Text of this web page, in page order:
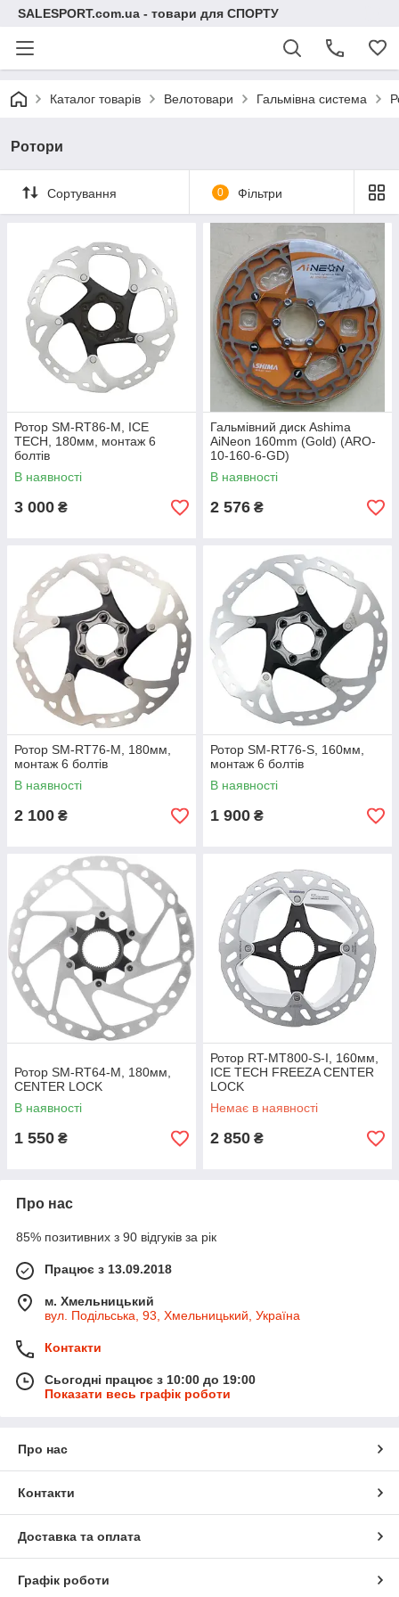
SALESPORT.com.ua - товари для СПОРТУ
Каталог товарів Велотовари Гальмівна система
Ротори
Сортування 0 Фільтри
Ротор SM-RT86-M, ICE
TECH, 180мм, монтаж 6
болтів
В наявності
3 000 ₴
Гальмівний диск Ashima
AiNeon 160mm (Gold) (ARO-
10-160-6-GD)
В наявності
2 576 ₴
Ротор SM-RT76-M, 180мм,
монтаж 6 болтів
В наявності
2 100 ₴
Ротор SM-RT76-S, 160мм,
монтаж 6 болтів
В наявності
1 900 ₴
Ротор SM-RT64-M, 180мм,
CENTER LOCK
В наявності
1 550 ₴
Ротор RT-MT800-S-I, 160мм,
ICE TECH FREEZA CENTER
LOCK
Немає в наявності
2 850 ₴
Про нас
85% позитивних з 90 відгуків за рік
Працює з 13.09.2018
м. Хмельницький
вул. Подільська, 93, Хмельницький, Україна
Контакти
Сьогодні працює з 10:00 до 19:00
Показати весь графік роботи
Про нас
Контакти
Доставка та оплата
Графік роботи